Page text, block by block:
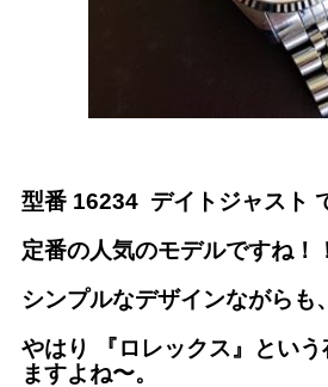
型番 16234 デイトジャスト
定番の人気のモデルですね！
シンプルなデザインながらも、
やはり 『ロレックス』とい
ますよね〜。